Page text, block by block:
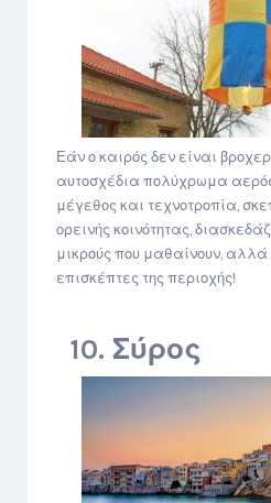
Εάν ο καιρός δεν είναι
αυτοσχέδια πολύχρωμα
μέγεθος και τεχνοτροπία,
ορεινής κοινότητας,
μικρούς που μαθαίνουν, αλλά
επισκέπτες της περιοχής!
10. Σύρος